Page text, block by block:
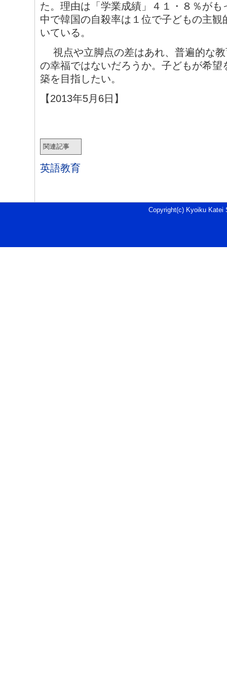
た。理由は「学業成績」４１・８％が
中で韓国の自殺率は１位で子どもの主
いている。
視点や立脚点の差はあれ、普遍的な教
の幸福ではないだろうか。子どもが希
築を目指したい。
【2013年5月6日】
関連記事
英語教育
Copyright(c) Kyoiku Katei